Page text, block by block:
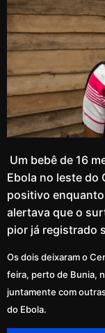
Um bebê de 16
Ebola no leste do
positivo
alertava que o
pior já registrado
Os dois deixaram o
feira, perto de Bunia,
juntamente com
do Ebola.